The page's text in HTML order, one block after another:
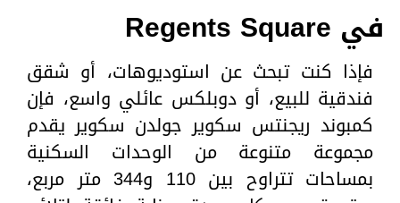
في Regents Square
فإذا كنت تبحث عن استوديوهات، أو شقق
فندقية للبيع، أو دوبلكس عائلي واسع، فإن
كمبوند ريجنتس سكوير جولدن سكوير يقدم
مجموعة متنوعة من الوحدات السكنية
بمساحات تتراوح بين 110 و344 متر مربع،